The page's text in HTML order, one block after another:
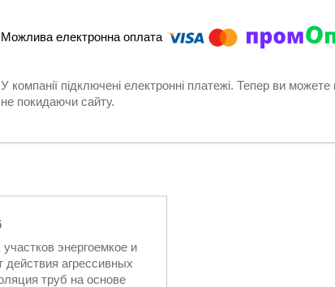
У компанії підключені електронні платежі. Тепер ви
не покидаючи сайту.
энергоемкое и
агрессивных
труб на основе